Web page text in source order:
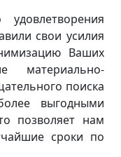
свои усилия
Ваших
материально-
поиска
выгодными
позволяет нам
сроки по